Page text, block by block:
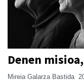
Denen
Mireia Galarza Bastida